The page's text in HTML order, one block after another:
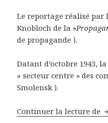
Le reportage réalisé
Knobloch de la »
de propagande ).
Datant d’octobre 1943,
« secteur centre » des
Smolensk ).
Continuer la lecture de